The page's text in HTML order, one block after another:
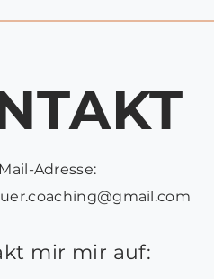
Adresse:
mir mir auf: